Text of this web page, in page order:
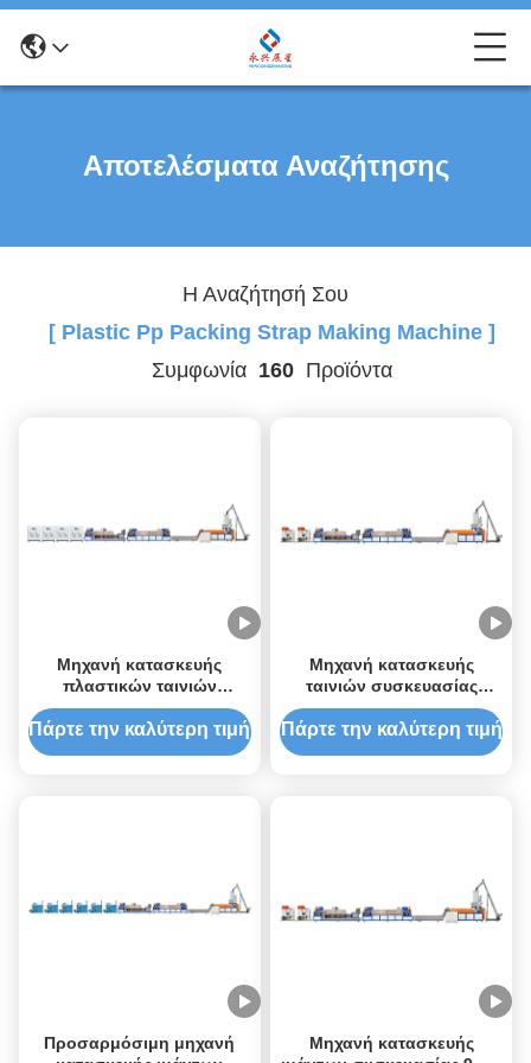
Αποτελέσματα Αναζήτησης
Η Αναζήτησή Σου
[ Plastic Pp Packing Strap Making Machine ]
Συμφωνία 160Προϊόντα
Μηχανή κατασκευής
πλαστικών ταινιών
συσκευασίας PP πλήρως
αυτόματη 90-600 KG/h
Πάρτε την καλύτερη τιμή
Μηχανή κατασκευής
ταινιών συσκευασίας
πλαστικού PP με μονοβίδα
Πάρτε την καλύτερη τιμή
Προσαρμόσιμη μηχανή
Μηχανή κατασκευής